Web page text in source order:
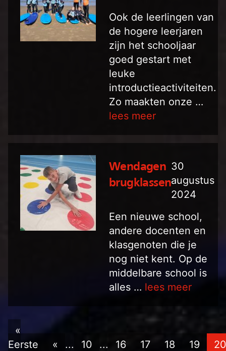
Ook de leerlingen van
de hogere leerjaren
zijn het schooljaar
goed gestart met
leuke
introductieactiviteiten.
Zo maakten onze …
lees meer
Wendagen
brugklassen
30
augustus
2024
Een nieuwe school,
andere docenten en
klasgenoten die je
nog niet kent. Op de
middelbare school is
alles … lees meer
«
Eerste
« ... 10 ... 16 17 18 19 20